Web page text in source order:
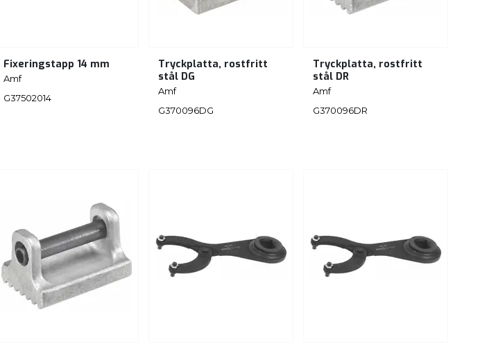
Fixeringstapp 14 mm
Amf
G37502014
Tryckplatta, rostfritt
stål DG
Amf
G370096DG
Tryckplatta, rostfritt
stål DR
Amf
G370096DR